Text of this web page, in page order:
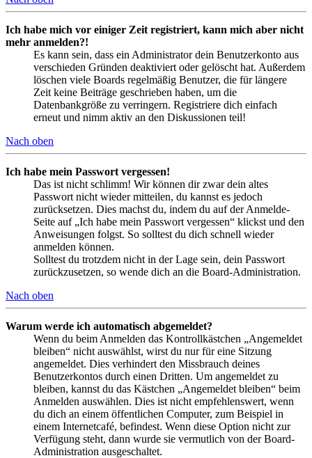
Ich habe mich vor einiger Zeit registriert, kann mich aber nicht
mehr anmelden?!
Es kann sein, dass ein Administrator dein Benutzerkonto aus
verschieden Gründen deaktiviert oder gelöscht hat. Außerdem
löschen viele Boards regelmäßig Benutzer, die für längere
Zeit keine Beiträge geschrieben haben, um die
Datenbankgröße zu verringern. Registriere dich einfach
erneut und nimm aktiv an den Diskussionen teil!
Nach oben
Ich habe mein Passwort vergessen!
Das ist nicht schlimm! Wir können dir zwar dein altes
Passwort nicht wieder mitteilen, du kannst es jedoch
zurücksetzen. Dies machst du, indem du auf der Anmelde-
Seite auf „Ich habe mein Passwort vergessen“ klickst und den
Anweisungen folgst. So solltest du dich schnell wieder
anmelden können.
Solltest du trotzdem nicht in der Lage sein, dein Passwort
zurückzusetzen, so wende dich an die Board-Administration.
Nach oben
Warum werde ich automatisch abgemeldet?
Wenn du beim Anmelden das Kontrollkästchen „Angemeldet
bleiben“ nicht auswählst, wirst du nur für eine Sitzung
angemeldet. Dies verhindert den Missbrauch deines
Benutzerkontos durch einen Dritten. Um angemeldet zu
bleiben, kannst du das Kästchen „Angemeldet bleiben“ beim
Anmelden auswählen. Dies ist nicht empfehlenswert, wenn
du dich an einem öffentlichen Computer, zum Beispiel in
einem Internetcafé, befindest. Wenn diese Option nicht zur
Verfügung steht, dann wurde sie vermutlich von der Board-
Administration ausgeschaltet.